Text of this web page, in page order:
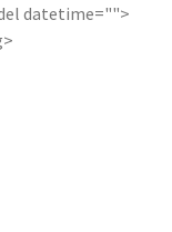
datetime="">